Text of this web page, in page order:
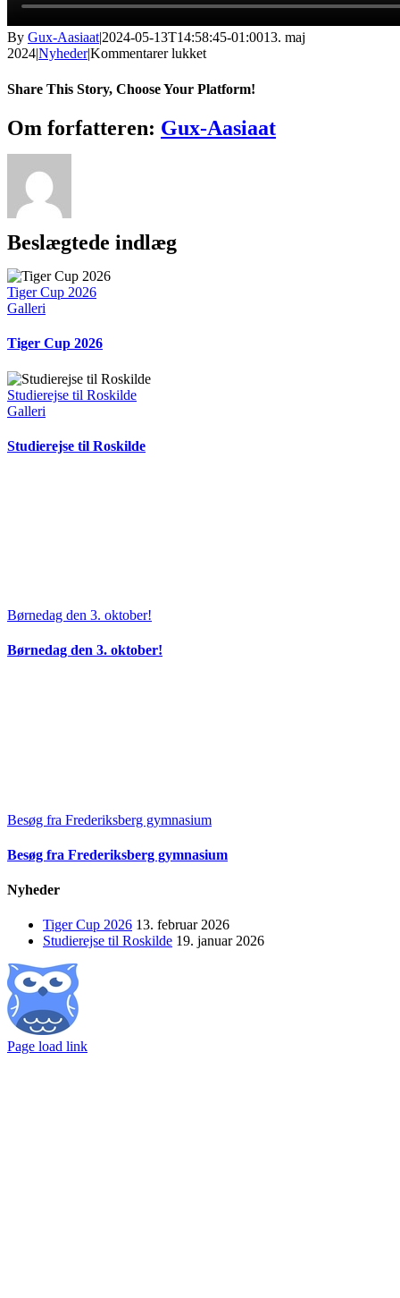
By Gux-Aasiaat|2024-05-13T14:58:45-01:0013. maj
2024|Nyheder|Kommentarer lukkettil
Filmfestival
Share This Story, Choose Your Platform!
Facebook
X
Reddit
LinkedIn
WhatsApp
Tumblr
Pinterest
Vk
Xing
E-
mail
Om forfatteren: Gux-Aasiaat
Beslægtede indlæg
Tiger Cup 2026
Galleri
Tiger Cup 2026
Studierejse til Roskilde
Galleri
Studierejse til Roskilde
Børnedag den 3. oktober!
Børnedag den 3. oktober!
Besøg fra Frederiksberg gymnasium
Besøg fra Frederiksberg gymnasium
Nyheder
Tiger Cup 2026 13. februar 2026
Studierejse til Roskilde 19. januar 2026
Facebook
Lectio
mail
Page load link